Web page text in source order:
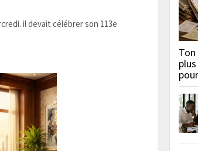
il devait célébrer son 113e